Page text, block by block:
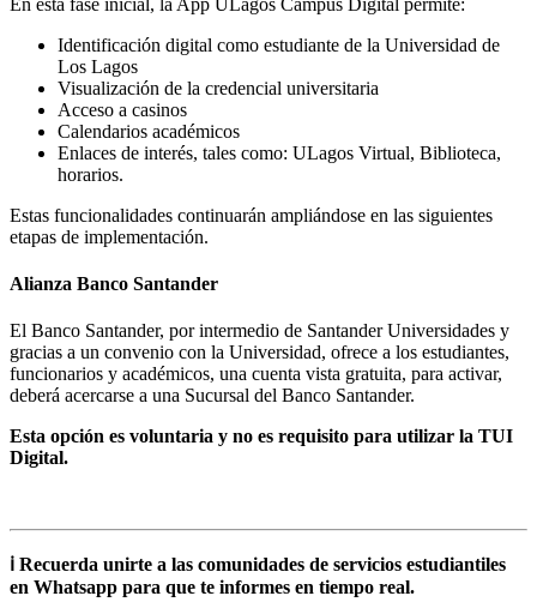
Identificación digital como estudiante de la Universidad de
Los Lagos
Visualización de la credencial universitaria
Acceso a casinos
Calendarios académicos
Enlaces de interés, tales como: ULagos Virtual, Biblioteca,
horarios.
Estas funcionalidades continuarán ampliándose en las siguientes
etapas de implementación.
Alianza Banco Santander
El Banco Santander, por intermedio de Santander Universidades y
gracias a un convenio con la Universidad, ofrece a los estudiantes,
funcionarios y académicos, una cuenta vista gratuita, para activar,
deberá acercarse a una Sucursal del Banco Santander.
Esta opción es voluntaria y no es requisito para utilizar la TUI
Digital.
ℹ️ Recuerda unirte a las comunidades de servicios estudiantiles
en Whatsapp para que te informes en tiempo real.